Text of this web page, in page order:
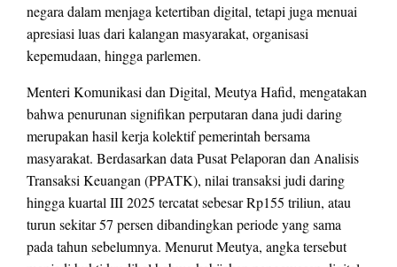
negara dalam menjaga ketertiban digital, tetapi juga menuai
apresiasi luas dari kalangan masyarakat, organisasi
kepemudaan, hingga parlemen.
Menteri Komunikasi dan Digital, Meutya Hafid, mengatakan
bahwa penurunan signifikan perputaran dana judi daring
merupakan hasil kerja kolektif pemerintah bersama
masyarakat. Berdasarkan data Pusat Pelaporan dan Analisis
Transaksi Keuangan (PPATK), nilai transaksi judi daring
hingga kuartal III 2025 tercatat sebesar Rp155 triliun, atau
turun sekitar 57 persen dibandingkan periode yang sama
pada tahun sebelumnya. Menurut Meutya, angka tersebut